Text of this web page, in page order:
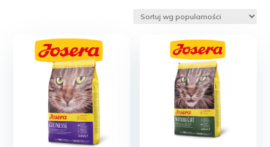
popularności